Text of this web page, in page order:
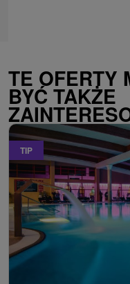
TE OFERTY
BYĆ TAKŻE
TIP